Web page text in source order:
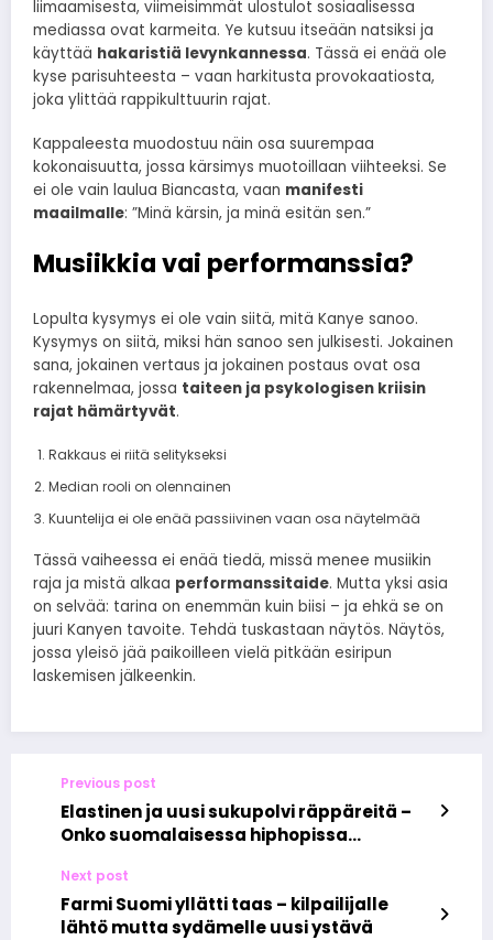
liimaamisesta, viimeisimmät ulostulot sosiaalisessa
mediassa ovat karmeita. Ye kutsuu itseään natsiksi ja
käyttää hakaristiä levynkannessa. Tässä ei enää ole
kyse parisuhteesta – vaan harkitusta provokaatiosta,
joka ylittää rappikulttuurin rajat.
Kappaleesta muodostuu näin osa suurempaa
kokonaisuutta, jossa kärsimys muotoillaan viihteeksi. Se
ei ole vain laulua Biancasta, vaan manifesti
maailmalle: ”Minä kärsin, ja minä esitän sen.”
Musiikkia vai performanssia?
Lopulta kysymys ei ole vain siitä, mitä Kanye sanoo.
Kysymys on siitä, miksi hän sanoo sen julkisesti. Jokainen
sana, jokainen vertaus ja jokainen postaus ovat osa
rakennelmaa, jossa taiteen ja psykologisen kriisin
rajat hämärtyvät.
Rakkaus ei riitä selitykseksi
Median rooli on olennainen
Kuuntelija ei ole enää passiivinen vaan osa näytelmää
Tässä vaiheessa ei enää tiedä, missä menee musiikin
raja ja mistä alkaa performanssitaide. Mutta yksi asia
on selvää: tarina on enemmän kuin biisi – ja ehkä se on
juuri Kanyen tavoite. Tehdä tuskastaan näytös. Näytös,
jossa yleisö jää paikoilleen vielä pitkään esiripun
laskemisen jälkeenkin.
Previous post
Elastinen ja uusi sukupolvi räppäreitä –
Onko suomalaisessa hiphopissa
Next post
Farmi Suomi yllätti taas – kilpailijalle
lähtö mutta sydämelle uusi ystävä